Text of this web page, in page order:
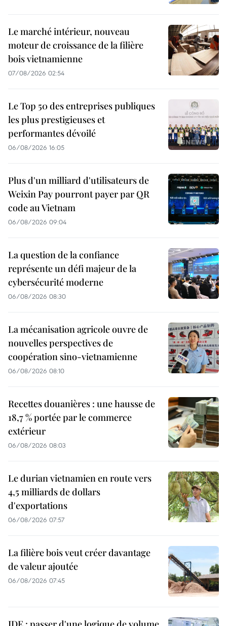
Le marché intérieur, nouveau
moteur de croissance de la filière
bois vietnamienne
07/08/2026 02:54
Le Top 50 des entreprises publiques
les plus prestigieuses et
performantes dévoilé
06/08/2026 16:05
Plus d'un milliard d'utilisateurs de
Weixin Pay pourront payer par QR
code au Vietnam
06/08/2026 09:04
La question de la confiance
représente un défi majeur de la
cybersécurité moderne
06/08/2026 08:30
La mécanisation agricole ouvre de
nouvelles perspectives de
coopération sino-vietnamienne
06/08/2026 08:10
Recettes douanières : une hausse de
18,7 % portée par le commerce
extérieur
06/08/2026 08:03
Le durian vietnamien en route vers
4,5 milliards de dollars
d'exportations
06/08/2026 07:57
La filière bois veut créer davantage
de valeur ajoutée
06/08/2026 07:45